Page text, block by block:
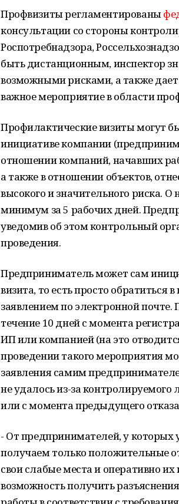
Профвизиты регламентированы
консультации со стороны
Роспотребнадзора,
быть дистанционным, инспектор
возможными рисками, а также
важное мероприятие в области
Профилактические визиты могут
инициативе компании
отношении компаний, начавших
а также в отношении объектов,
высокого и значительного риска.
минимум за 5 рабочих дней.
уведомив об этом контрольный
проведения.
Предприниматель может сам
визита, то есть просто обратиться
заявлением по электронной
течение 10 дней с момента
ИП или компанией (на это
проведении такого мероприятия
заявления самим
не удалось из-за контролируемого
или с момента предыдущего
- От предпринимателей, у
получаем только положительные
свои слабые места и оперативно
возможность получить